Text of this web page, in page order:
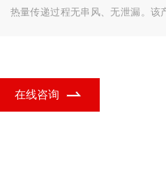
热量传递过程无串风、无泄漏。该
在线咨询